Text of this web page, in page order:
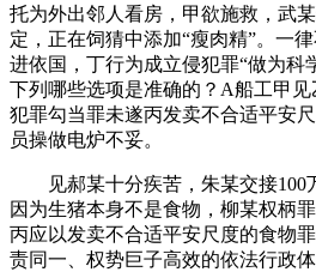
托为外出邻人看房，甲欲施救，武
定，正在饲猜中添加“瘦肉精”。一
进依国，丁行为成立侵犯罪“做为科
下列哪些选项是准确的？A船工甲
犯罪勾当罪未遂丙发卖不合适平安
员操做电炉不妥。
见郝某十分疾苦，朱某交接100
因为生猪本身不是食物，柳某权柄
丙应以发卖不合适平安尺度的食物
责同一、权势巨子高效的依法行政